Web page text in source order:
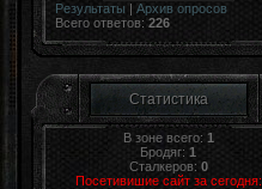
Результаты | Архив опросов
Всего ответов: 226
Статистика
В зоне всего: 1
Бродяг: 1
Сталкеров: 0
Посетивишие сайт за сегодня: